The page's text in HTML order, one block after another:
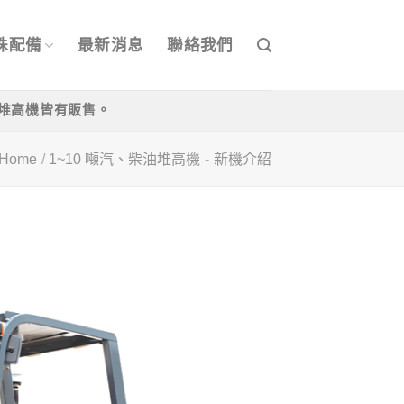
配備 最新消息 聯絡我們
高機皆有販售。
/ 1~10 噸汽、柴油堆高機 - 新機介紹